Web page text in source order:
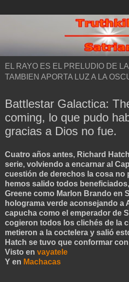
EL RAYO ES EL PRELUDIO DE
TAMBIEN APORTA LUZ A LA
Battlestar Galactica:
coming, lo que pudo
gracias a Dios no fue.
Cuatro años antes, Richard
serie, volviendo a encarnar al
cuestión de derechos la cosa no
hemos salido todos
Greene como Marlon Brando en
holograma verde aconsejando a
capucha como el emperador de
cogieron todos los clichés de la
metieron a la coctelera y salió
Hatch se tuvo que conformar
Visto en vayatele
Y en Machacas